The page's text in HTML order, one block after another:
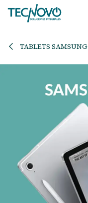
Ir al contenido
TABLETS SAMSUNG